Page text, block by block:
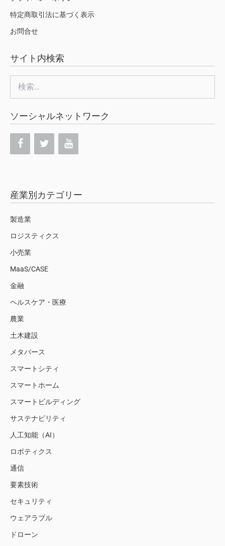
特定商取引法に基づく表示
お問合せ
サイト内検索
索:
ソーシャルネットワーク
産業別カテゴリー
製造業
ロジスティクス
小売業
MaaS/CASE
金融
ヘルスケア・医療
農業
土木建設
メタバース
スマートシティ
スマートホーム
スマートビルディング
サステナビリティ
人工知能（AI）
ロボティクス
通信
要素技術
セキュリティ
ウェアラブル
ドローン